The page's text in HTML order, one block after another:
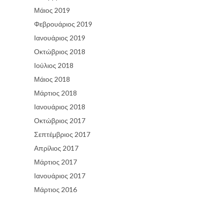
Μάιος 2019
Φεβρουάριος 2019
Ιανουάριος 2019
Οκτώβριος 2018
Ιούλιος 2018
Μάιος 2018
Μάρτιος 2018
Ιανουάριος 2018
Οκτώβριος 2017
Σεπτέμβριος 2017
Απρίλιος 2017
Μάρτιος 2017
Ιανουάριος 2017
Μάρτιος 2016